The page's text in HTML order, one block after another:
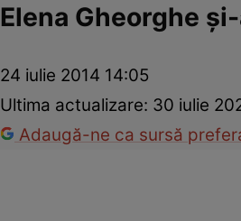
Elena Gheorghe
24 iulie 2014 14:05
Ultima actualizare: 30 iulie
Adaugă-ne ca sursă